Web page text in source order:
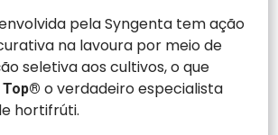
pela Syngenta tem ação
na lavoura por meio de
seletiva aos cultivos, o que
Top®o verdadeiro especialista
hortifrúti.